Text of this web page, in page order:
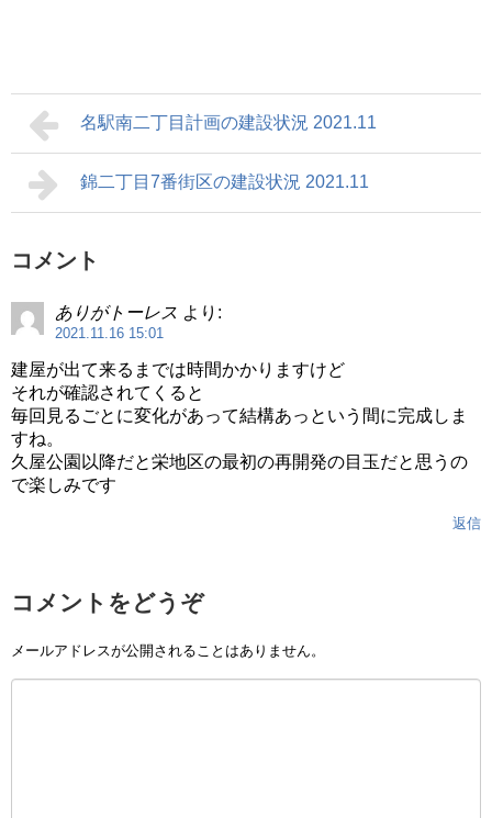
名駅南二丁目計画の建設状況 2021.11
錦二丁目7番街区の建設状況 2021.11
コメント
ありがトーレス より:
2021.11.16 15:01
建屋が出て来るまでは時間かかりますけど
それが確認されてくると
毎回見るごとに変化があって結構あっという間に完成しま
すね。
久屋公園以降だと栄地区の最初の再開発の目玉だと思うの
で楽しみです
返信
コメントをどうぞ
メールアドレスが公開されることはありません。